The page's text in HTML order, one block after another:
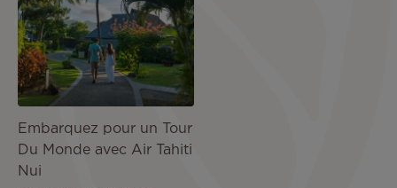
Embarquez pour un Tour
Du Monde avec Air Tahiti
Nui